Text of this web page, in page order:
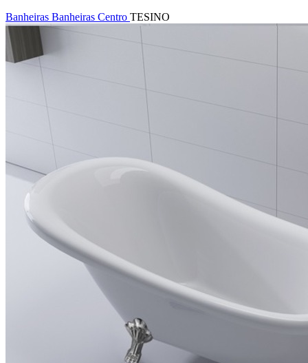
Banheiras Banheiras Centro TESINO